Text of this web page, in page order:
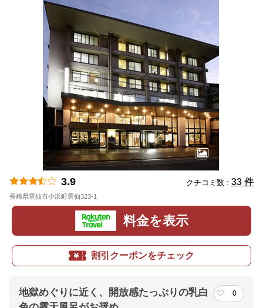
3.9 クチコミ数 : 33 件
長崎県雲仙市小浜町雲仙323-1
料金を表示
割引クーポンをチェック
地獄めぐりに近く、開放感たっぷりの乳白
0